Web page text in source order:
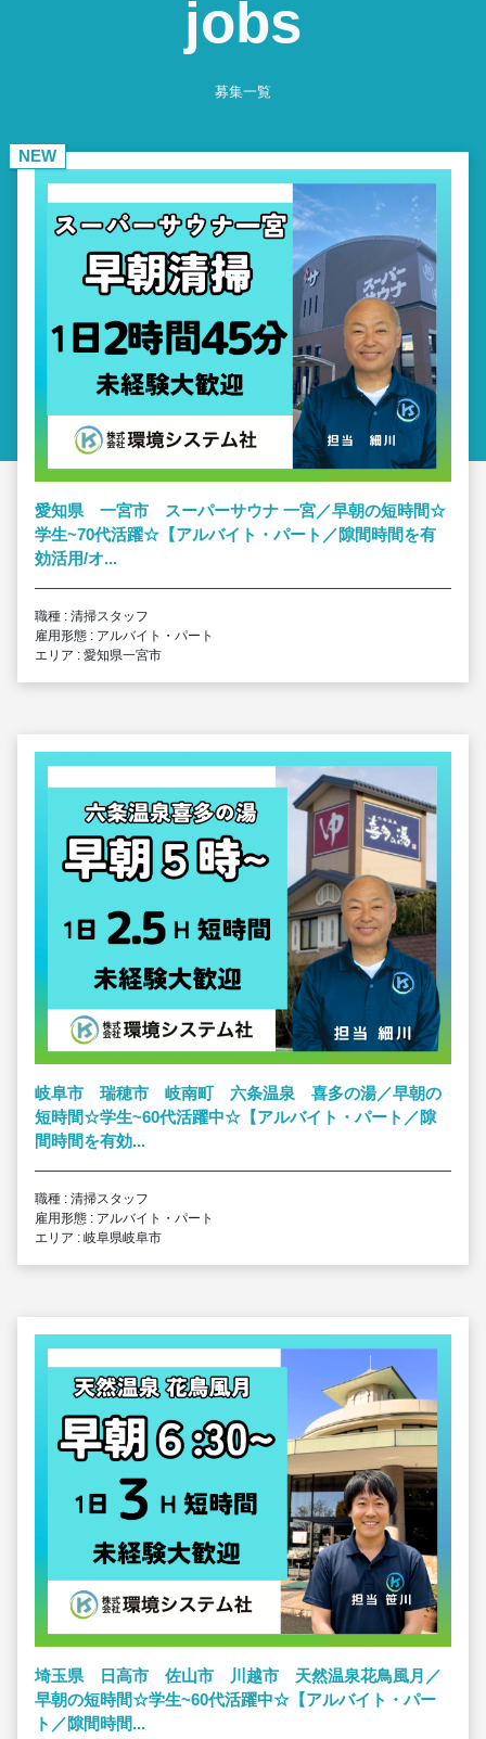
jobs
募集一覧
NEW
愛知県 一宮市 スーパーサウナ 一宮／早朝の短時間☆
学生~70代活躍☆【アルバイト・パート／隙間時間を有
効活用/オ...
職種 : 清掃スタッフ
雇用形態 : アルバイト・パート
エリア : 愛知県一宮市
岐阜市 瑞穂市 岐南町 六条温泉 喜多の湯／早朝の
短時間☆学生~60代活躍中☆【アルバイト・パート／隙
間時間を有効...
職種 : 清掃スタッフ
雇用形態 : アルバイト・パート
エリア : 岐阜県岐阜市
埼玉県 日高市 佐山市 川越市 天然温泉花鳥風月／
早朝の短時間☆学生~60代活躍中☆【アルバイト・パー
ト／隙間時間...